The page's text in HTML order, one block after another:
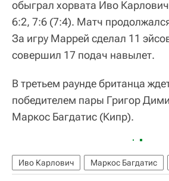
обыграл хорвата Иво
6:2, 7:6 (7:4). Матч
За игру Маррей сделал 11
совершил 17 подач навылет.
В третьем раунде британца
победителем пары Григор
Маркос Багдатис (Кипр).
Иво Карлович Маркос Багдатис